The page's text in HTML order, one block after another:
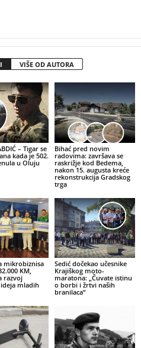
VIŠE OD AUTORA
– Tigar se
kada je 502.
u Oluju
Bihać pred novim
radovima: završava se
raskrižje kod Bedema,
nakon 15. augusta kreće
rekonstrukcija Gradskog
trga
mikrobiznisa
KM,
razvoj
mladih
Sedić dočekao učesnike
Krajiškog moto-
maratona: „Čuvate istinu
o borbi i žrtvi naših
branilaca“